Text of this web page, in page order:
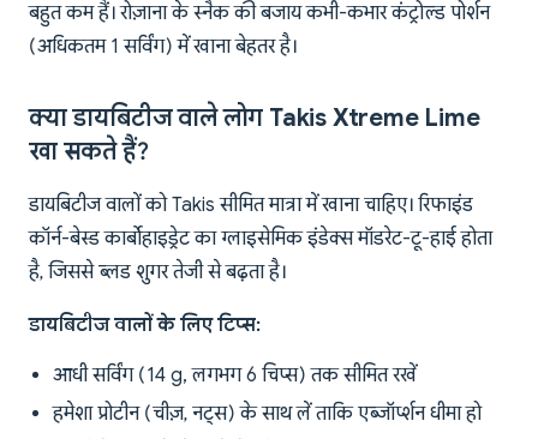
बहुत कम हैं। रोज़ाना के स्नैक की बजाय कभी-कभार कंट्रोल्ड पोर्शन
(अधिकतम 1 सर्विंग) में खाना बेहतर है।
क्या डायबिटीज वाले लोग Takis Xtreme Lime
खा सकते हैं?
डायबिटीज वालों को Takis सीमित मात्रा में खाना चाहिए। रिफाइंड
कॉर्न-बेस्ड कार्बोहाइड्रेट का ग्लाइसेमिक इंडेक्स मॉडरेट-टू-हाई होता
है, जिससे ब्लड शुगर तेजी से बढ़ता है।
डायबिटीज वालों के लिए टिप्स:
आधी सर्विंग (14 g, लगभग 6 चिप्स) तक सीमित रखें
हमेशा प्रोटीन (चीज़, नट्स) के साथ लें ताकि एब्जॉर्प्शन धीमा हो